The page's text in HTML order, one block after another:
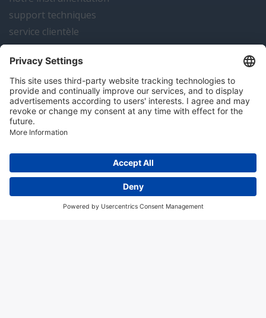
support techniques
service clientèle
actualités
contact
Algemene voorwaarden Disclaimer
Colofon
Copyright; 2026 Hitma B.V.. Tous droits réservés.